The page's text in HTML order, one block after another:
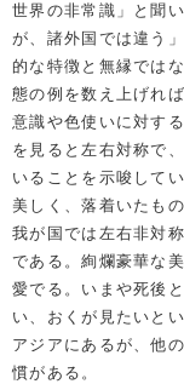
世界の非常識」と聞
が、諸外国では違う
的な特徴と無縁では
態の例を数え上げれ
意識や色使いに対す
を見ると左右対称で
いることを示唆して
美しく、落着いたも
我が国では左右非対
である。絢爛豪華な
愛でる。いまや死後
い、おくが見たいと
アジアにあるが、他
慣がある。